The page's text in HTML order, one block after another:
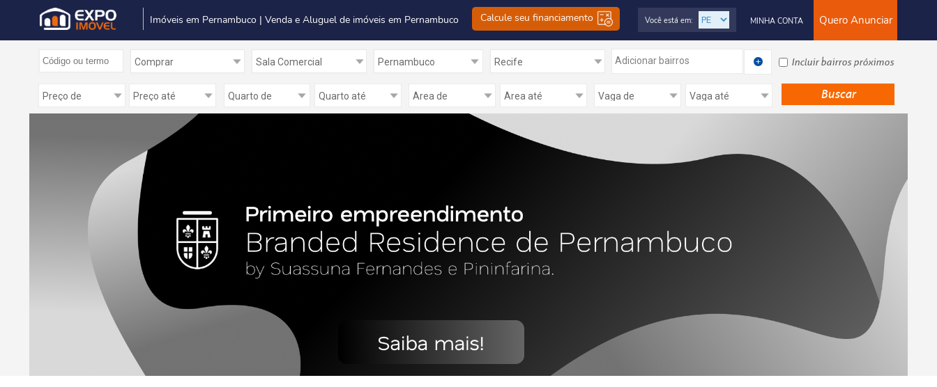
Imóveis em Pernambuco | Venda e Aluguel de imóveis em Pernambuco Calcule seu financiamento Quero Anunciar
MINHA CONTA
Você está em:
Adicionar bairros Incluir bairros próximos